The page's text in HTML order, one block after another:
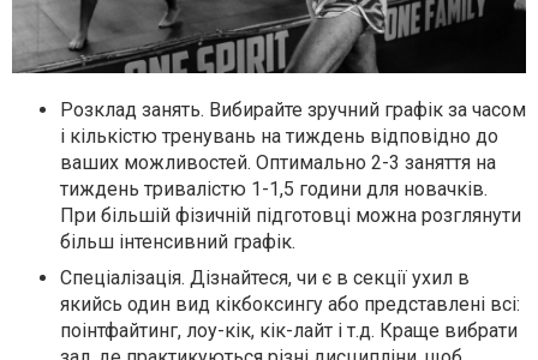
Розклад занять. Вибирайте зручний графік за часом
і кількістю тренувань на тиждень відповідно до
ваших можливостей. Оптимально 2-3 заняття на
тиждень тривалістю 1-1,5 години для новачків.
При більшій фізичній підготовці можна розглянути
більш інтенсивний графік.
Спеціалізація. Дізнайтеся, чи є в секції ухил в
якийсь один вид кікбоксингу або представлені всі:
поінтфайтинг, лоу-кік, кік-лайт і т.д. Краще вибрати